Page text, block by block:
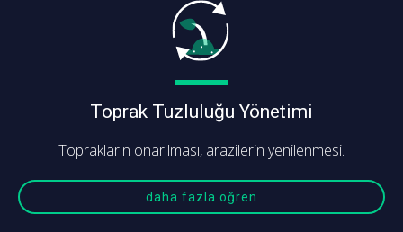
Toprak Tuzluluğu Yönetimi
Toprakların onarılması, arazilerin yenilenmesi.
daha fazla öğren